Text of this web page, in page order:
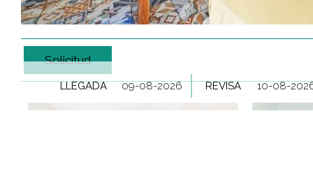
LLEGADA REVISA
Solicitud